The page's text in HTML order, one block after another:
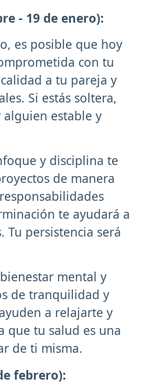
- 19 de enero):
es posible que hoy
con tu
a tu pareja y
Si estás soltera,
estable y
y disciplina te
de manera
te ayudará a
Tu persistencia será
mental y
de tranquilidad y
a relajarte y
que tu salud es una
de ti misma.
febrero):